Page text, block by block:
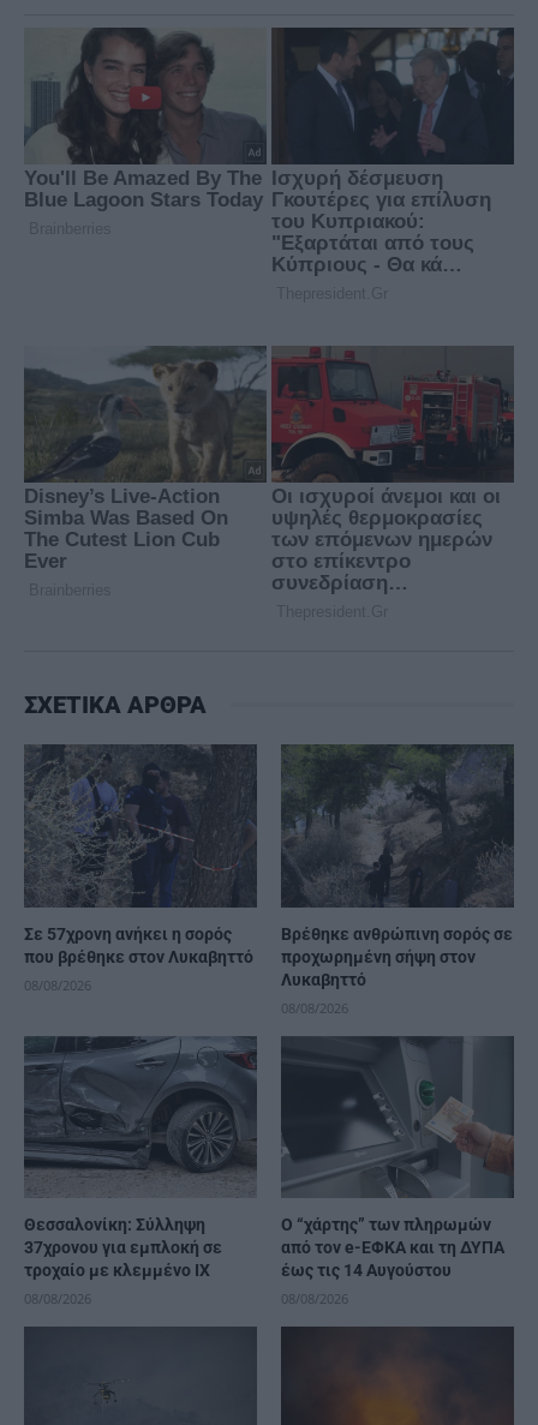
ΣΧΕΤΙΚΑ ΑΡΘΡΑ
Σε 57χρονη ανήκει η σορός
που βρέθηκε στον Λυκαβηττό
08/08/2026
Βρέθηκε ανθρώπινη σορός σε
προχωρημένη σήψη στον
Λυκαβηττό
08/08/2026
Θεσσαλονίκη: Σύλληψη
37χρονου για εμπλοκή σε
τροχαίο με κλεμμένο ΙΧ
08/08/2026
Ο “χάρτης” των πληρωμών
από τον e-ΕΦΚΑ και τη ΔΥΠΑ
έως τις 14 Αυγούστου
08/08/2026